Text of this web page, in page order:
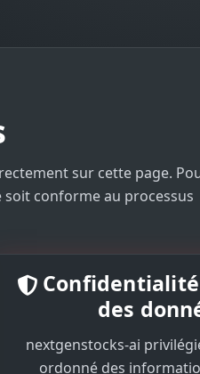
sur cette page.
conforme au processus
des
nextgenstocks-ai
ordonné des